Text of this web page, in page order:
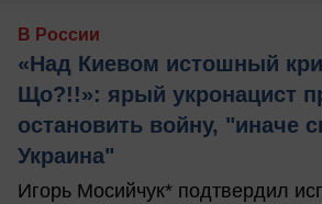
В России
«Над Киевом истошный
Що?!!»: ярый укронацист
остановить войну, "иначе
Украина"
Игорь Мосийчук* подтвердил